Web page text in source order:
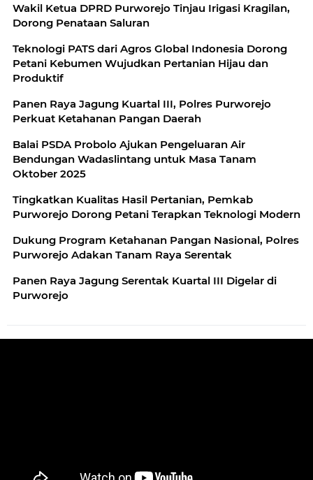
Wakil Ketua DPRD Purworejo Tinjau Irigasi Kragilan,
Dorong Penataan Saluran
Teknologi PATS dari Agros Global Indonesia Dorong
Petani Kebumen Wujudkan Pertanian Hijau dan
Produktif
Panen Raya Jagung Kuartal III, Polres Purworejo
Perkuat Ketahanan Pangan Daerah
Balai PSDA Probolo Ajukan Pengeluaran Air
Bendungan Wadaslintang untuk Masa Tanam
Oktober 2025
Tingkatkan Kualitas Hasil Pertanian, Pemkab
Purworejo Dorong Petani Terapkan Teknologi Modern
Dukung Program Ketahanan Pangan Nasional, Polres
Purworejo Adakan Tanam Raya Serentak
Panen Raya Jagung Serentak Kuartal III Digelar di
Purworejo